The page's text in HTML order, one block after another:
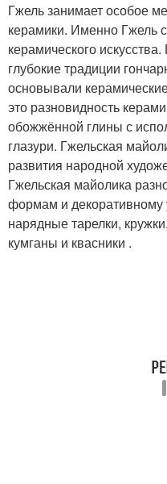
Гжель занимает особое
керамики. Именно Гжель
керамического
глубокие традиции
основывали
это разновидность
обожжённой глины с
глазури. Гжельская
развития народной
Гжельская майолика
формам и декоративному
нарядные тарелки,
кумганы и квасники .